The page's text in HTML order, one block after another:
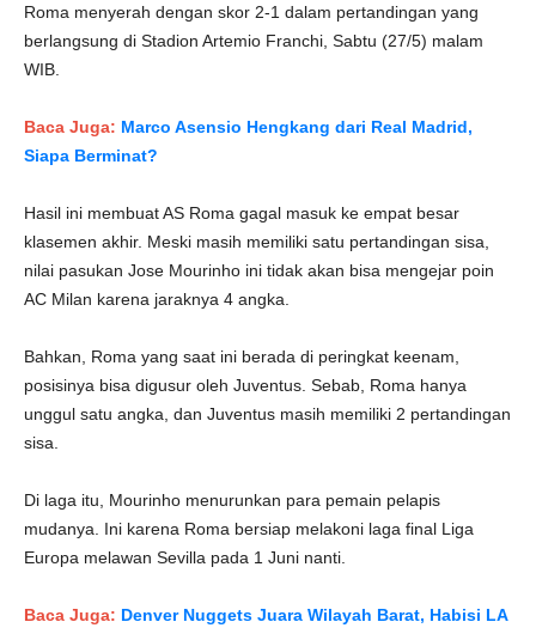
Roma menyerah dengan skor 2-1 dalam pertandingan yang
berlangsung di Stadion Artemio Franchi, Sabtu (27/5) malam
WIB.
Baca Juga: Marco Asensio Hengkang dari Real Madrid,
Siapa Berminat?
Hasil ini membuat AS Roma gagal masuk ke empat besar
klasemen akhir. Meski masih memiliki satu pertandingan sisa,
nilai pasukan Jose Mourinho ini tidak akan bisa mengejar poin
AC Milan karena jaraknya 4 angka.
Bahkan, Roma yang saat ini berada di peringkat keenam,
posisinya bisa digusur oleh Juventus. Sebab, Roma hanya
unggul satu angka, dan Juventus masih memiliki 2 pertandingan
sisa.
Di laga itu, Mourinho menurunkan para pemain pelapis
mudanya. Ini karena Roma bersiap melakoni laga final Liga
Europa melawan Sevilla pada 1 Juni nanti.
Baca Juga: Denver Nuggets Juara Wilayah Barat, Habisi LA